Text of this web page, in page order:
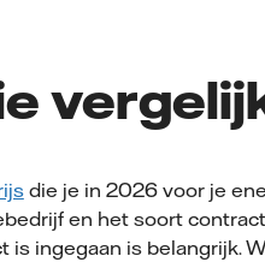
die je in 2026 voor je
en het soort
is ingegaan is belangrijk.